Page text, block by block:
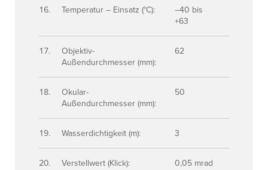
Temperatur – Einsatz (°C):
–40 bis
+63
Objektiv-
Außendurchmesser (mm):
62
Okular-
Außendurchmesser (mm):
50
Wasserdichtigkeit (m): 3
Verstellwert (Klick): 0,05 mrad